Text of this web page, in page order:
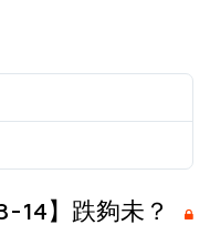
14】跌夠未？